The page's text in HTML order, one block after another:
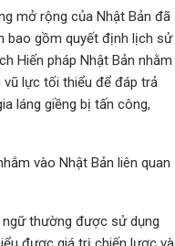
mở rộng của Nhật Bản đã
bao gồm quyết định lịch sử
Hiến pháp Nhật Bản nhằm
vũ lực tối thiểu để đáp trả
láng giềng bị tấn công,
vào Nhật Bản liên quan
ngữ thường được sử dụng